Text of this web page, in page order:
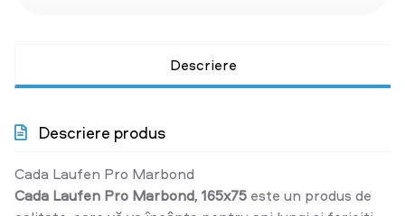
Descriere
Descriere produs
Cada Laufen Pro Marbond
Cada Laufen Pro Marbond, 165x75 este un produs de